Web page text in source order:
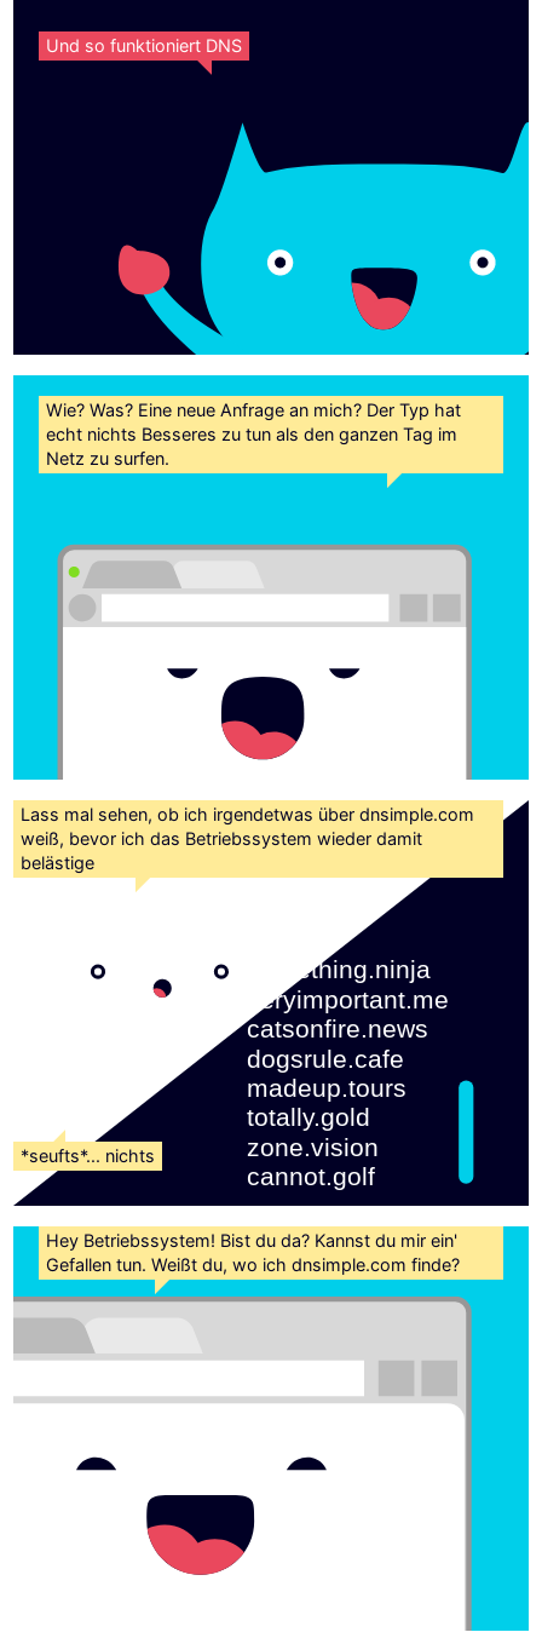
Und so funktioniert DNS
Wie? Was? Eine neue Anfrage an mich? Der Typ hat
echt nichts Besseres zu tun als den ganzen Tag im
Netz zu surfen.
something.ninja
veryimportant.me
catsonfire.news
dogsrule.cafe
madeup.tours
totally.gold
zone.vision
cannot.golf
Lass mal sehen, ob ich irgendetwas über dnsimple.com
weiß, bevor ich das Betriebssystem wieder damit
belästige
*seufts*... nichts
Hey Betriebssystem! Bist du da? Kannst du mir ein'
Gefallen tun. Weißt du, wo ich dnsimple.com finde?